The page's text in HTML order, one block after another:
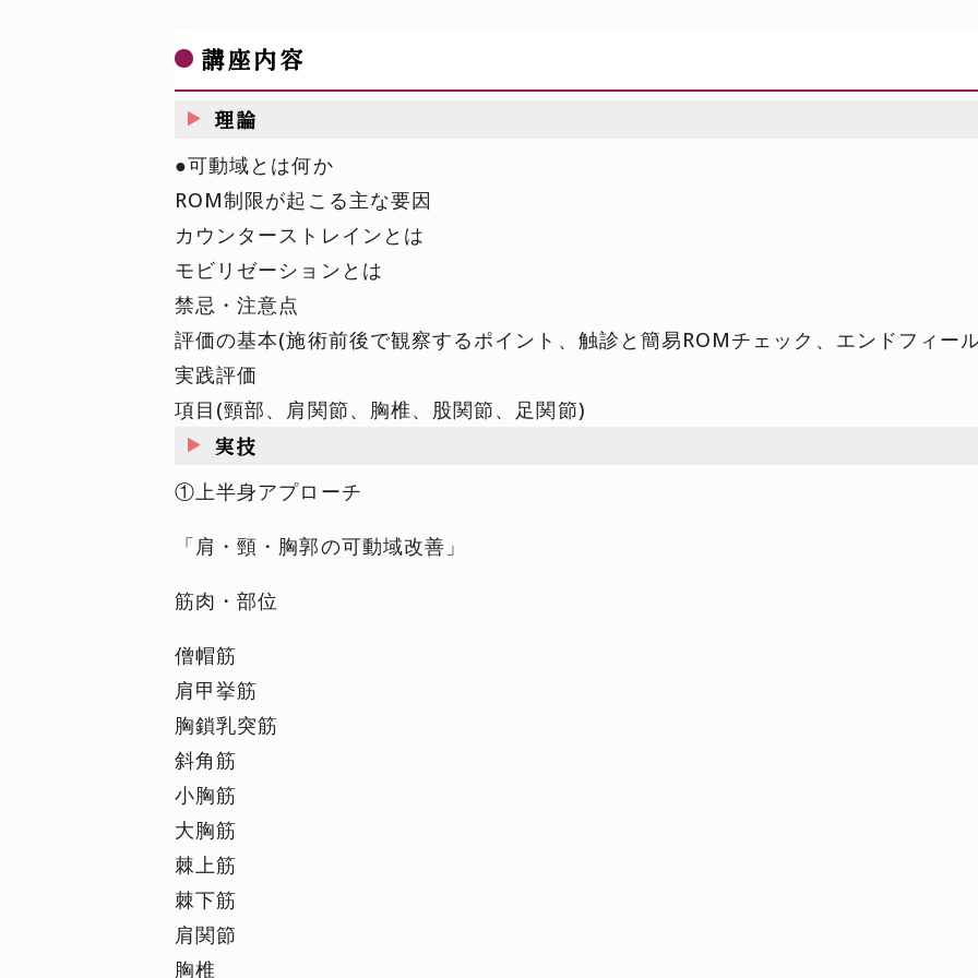
講座内容
理論
●可動域とは何か
ROM制限が起こる主な要因
カウンターストレインとは
モビリゼーションとは
禁忌・注意点
評価の基本(施術前後で観察するポイント、触診と簡易ROMチェック、エンドフィー
実践評価
項目(頸部、肩関節、胸椎、股関節、足関節)
実技
①上半身アプローチ
「肩・頸・胸郭の可動域改善」
筋肉・部位
僧帽筋
肩甲挙筋
胸鎖乳突筋
斜角筋
小胸筋
大胸筋
棘上筋
棘下筋
肩関節
胸椎